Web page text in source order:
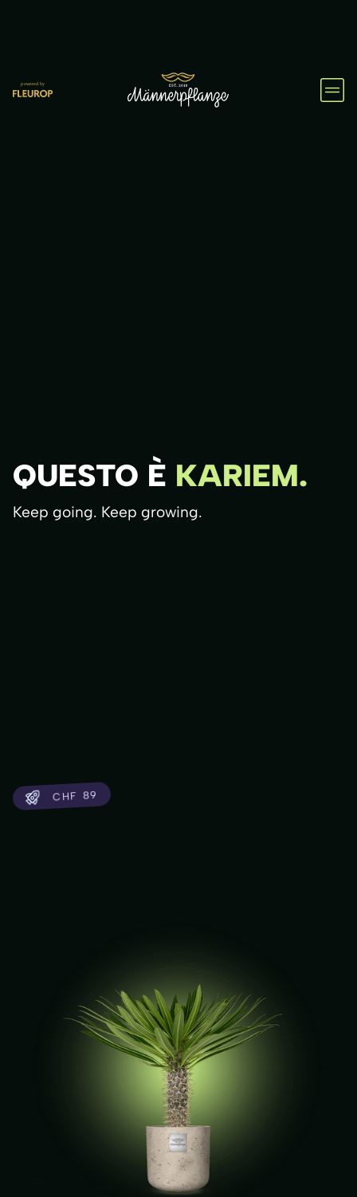
QUESTO È KARIEM.
Keep going. Keep growing.
CHF 89